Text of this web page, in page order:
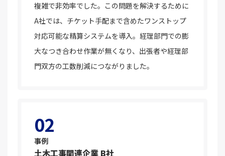
複雑で非効率でした。この問題を解決するために
A社では、チケット手配まで含めたワンストップ
対応可能な精算システムを導入。経理部門での膨
大なつき合わせ作業が無くなり、出張者や経理部
門双方の工数削減につながりました。
02
事例
土木工事関連企業 B社